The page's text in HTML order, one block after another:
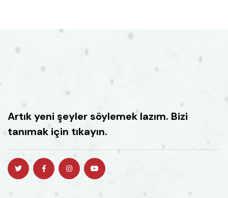
Artık yeni şeyler söylemek lazım. Bizi
tanımak için tıkayın.